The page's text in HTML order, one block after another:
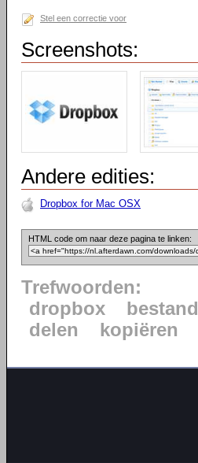
Stel een correctie voor
Screenshots:
Andere edities:
Dropbox for Mac OSX
HTML code om naar deze pagina te linken:
Trefwoorden:
dropbox
bestand
delen
kopiëren